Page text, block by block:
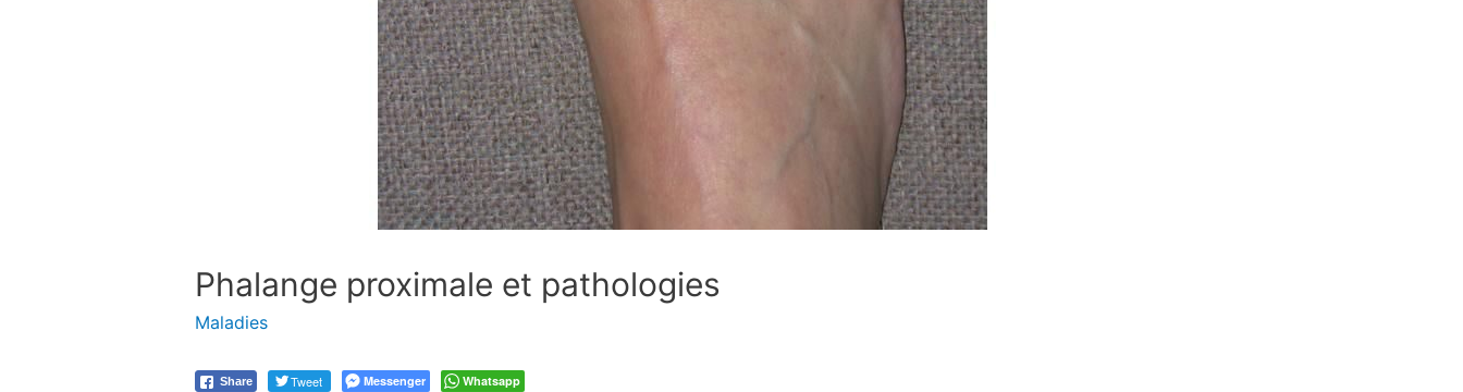
Phalange proximale et pathologies
Maladies
Share Tweet Messenger Whatsapp